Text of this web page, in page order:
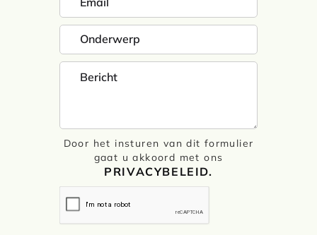
Door het insturen van dit formulier
gaat u akkoord met ons
PRIVACYBELEID.